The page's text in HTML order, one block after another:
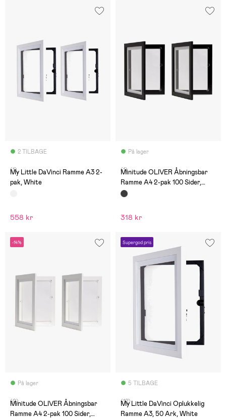
2 TILBAGE
(1)
My Little DaVinci Ramme A3 2-
pak, White
558 kr
På lager
(1)
Minitude OLIVER Åbningsbar
Ramme A4 2-pak 100 Sider,
Sort
318 kr
-14%
På lager
(0)
Minitude OLIVER Åbningsbar
Ramme A4 2-pak 100 Sider,
Supergod pris
5 TILBAGE
(12)
My Little DaVinci Oplukkelig
Ramme A3, 50 Ark, White